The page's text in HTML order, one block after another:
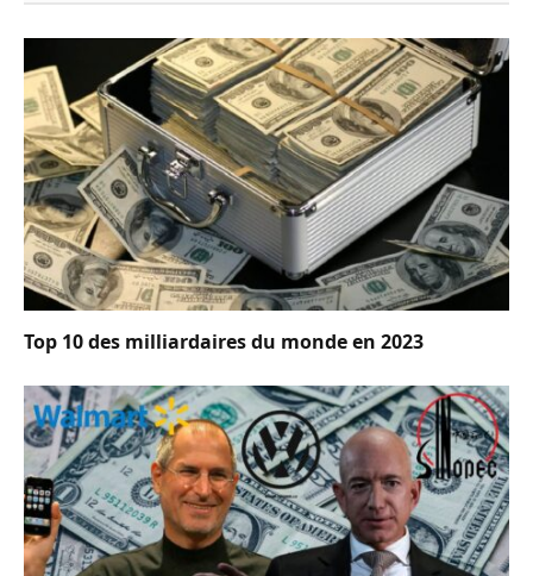
Top 10 des milliardaires du monde en 2023